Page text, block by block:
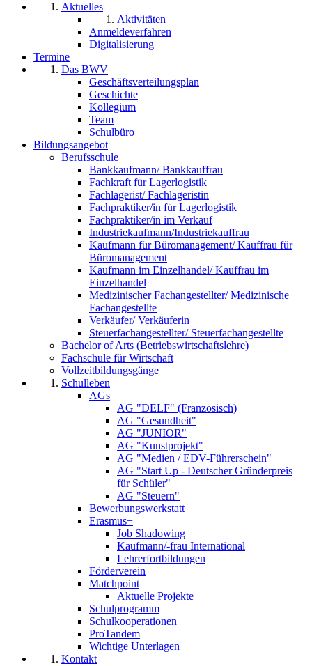
Aktuelles
Aktivitäten
Anmeldeverfahren
Digitalisierung
Termine
Das BWV
Geschäftsverteilungsplan
Geschichte
Kollegium
Team
Schulbüro
Bildungsangebot
Berufsschule
Bankkaufmann/ Bankkauffrau
Fachkraft für Lagerlogistik
Fachlagerist/ Fachlageristin
Fachpraktiker/in für Lagerlogistik
Fachpraktiker/in im Verkauf
Industriekaufmann/Industriekauffrau
Kaufmann für Büromanagement/ Kauffrau für
Büromanagement
Kaufmann im Einzelhandel/ Kauffrau im
Einzelhandel
Medizinischer Fachangestellter/ Medizinische
Fachangestellte
Verkäufer/ Verkäuferin
Steuerfachangestellter/ Steuerfachangestellte
Bachelor of Arts (Betriebswirtschaftslehre)
Fachschule für Wirtschaft
Vollzeitbildungsgänge
Schulleben
AGs
AG "DELF" (Französisch)
AG "Gesundheit"
AG "JUNIOR"
AG "Kunstprojekt"
AG "Medien / EDV-Führerschein"
AG "Start Up - Deutscher Gründerpreis
für Schüler"
AG "Steuern"
Bewerbungswerkstatt
Erasmus+
Job Shadowing
Kaufmann/-frau International
Lehrerfortbildungen
Förderverein
Matchpoint
Aktuelle Projekte
Schulprogramm
Schulkooperationen
ProTandem
Wichtige Unterlagen
Kontakt